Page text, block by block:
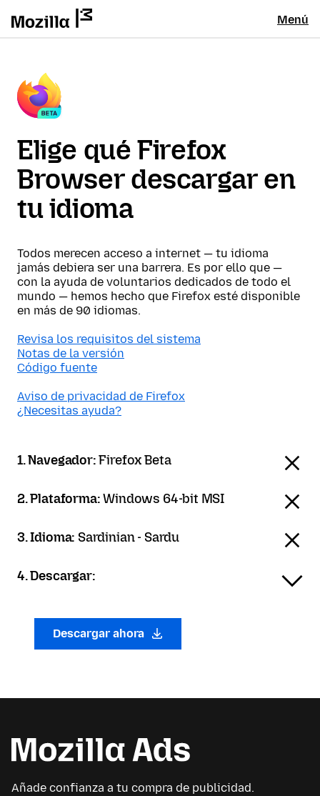
Menú
Elige qué Firefox
Browser descargar en
tu idioma
Todos merecen acceso a internet — tu idioma
jamás debiera ser una barrera. Es por ello que —
con la ayuda de voluntarios dedicados de todo el
mundo — hemos hecho que Firefox esté disponible
en más de 90 idiomas.
Revisa los requisitos del sistema
Notas de la versión
Código fuente
Aviso de privacidad de Firefox
¿Necesitas ayuda?
1. Navegador:Firefox Beta
2. Plataforma:Windows 64-bit MSI
3. Idioma: Sardinian - Sardu
4. Descargar:
Descargar ahora
Añade confianza a tu compra de publicidad.